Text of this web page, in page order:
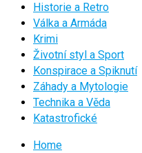
Historie a Retro
Válka a Armáda
Krimi
Životní styl a Sport
Konspirace a Spiknutí
Záhady a Mytologie
Technika a Věda
Katastrofické
Home